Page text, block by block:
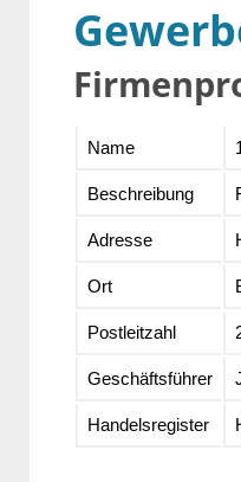
Name
Beschreibung
Adresse
Ort
Postleitzahl
Geschäftsführer
Handelsregister